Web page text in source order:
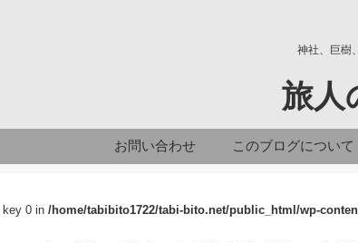
神社、巨樹
旅人
お問い合わせ このブログについて
key 0 in /home/tabibito1722/tabi-bito.net/public_html/wp-